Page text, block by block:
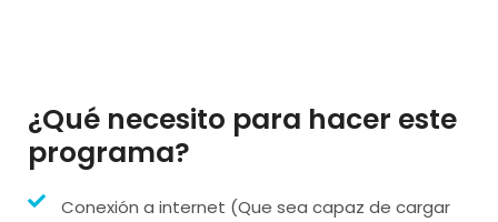
¿Qué necesito para hacer este
programa?
Conexión a internet (Que sea capaz de cargar